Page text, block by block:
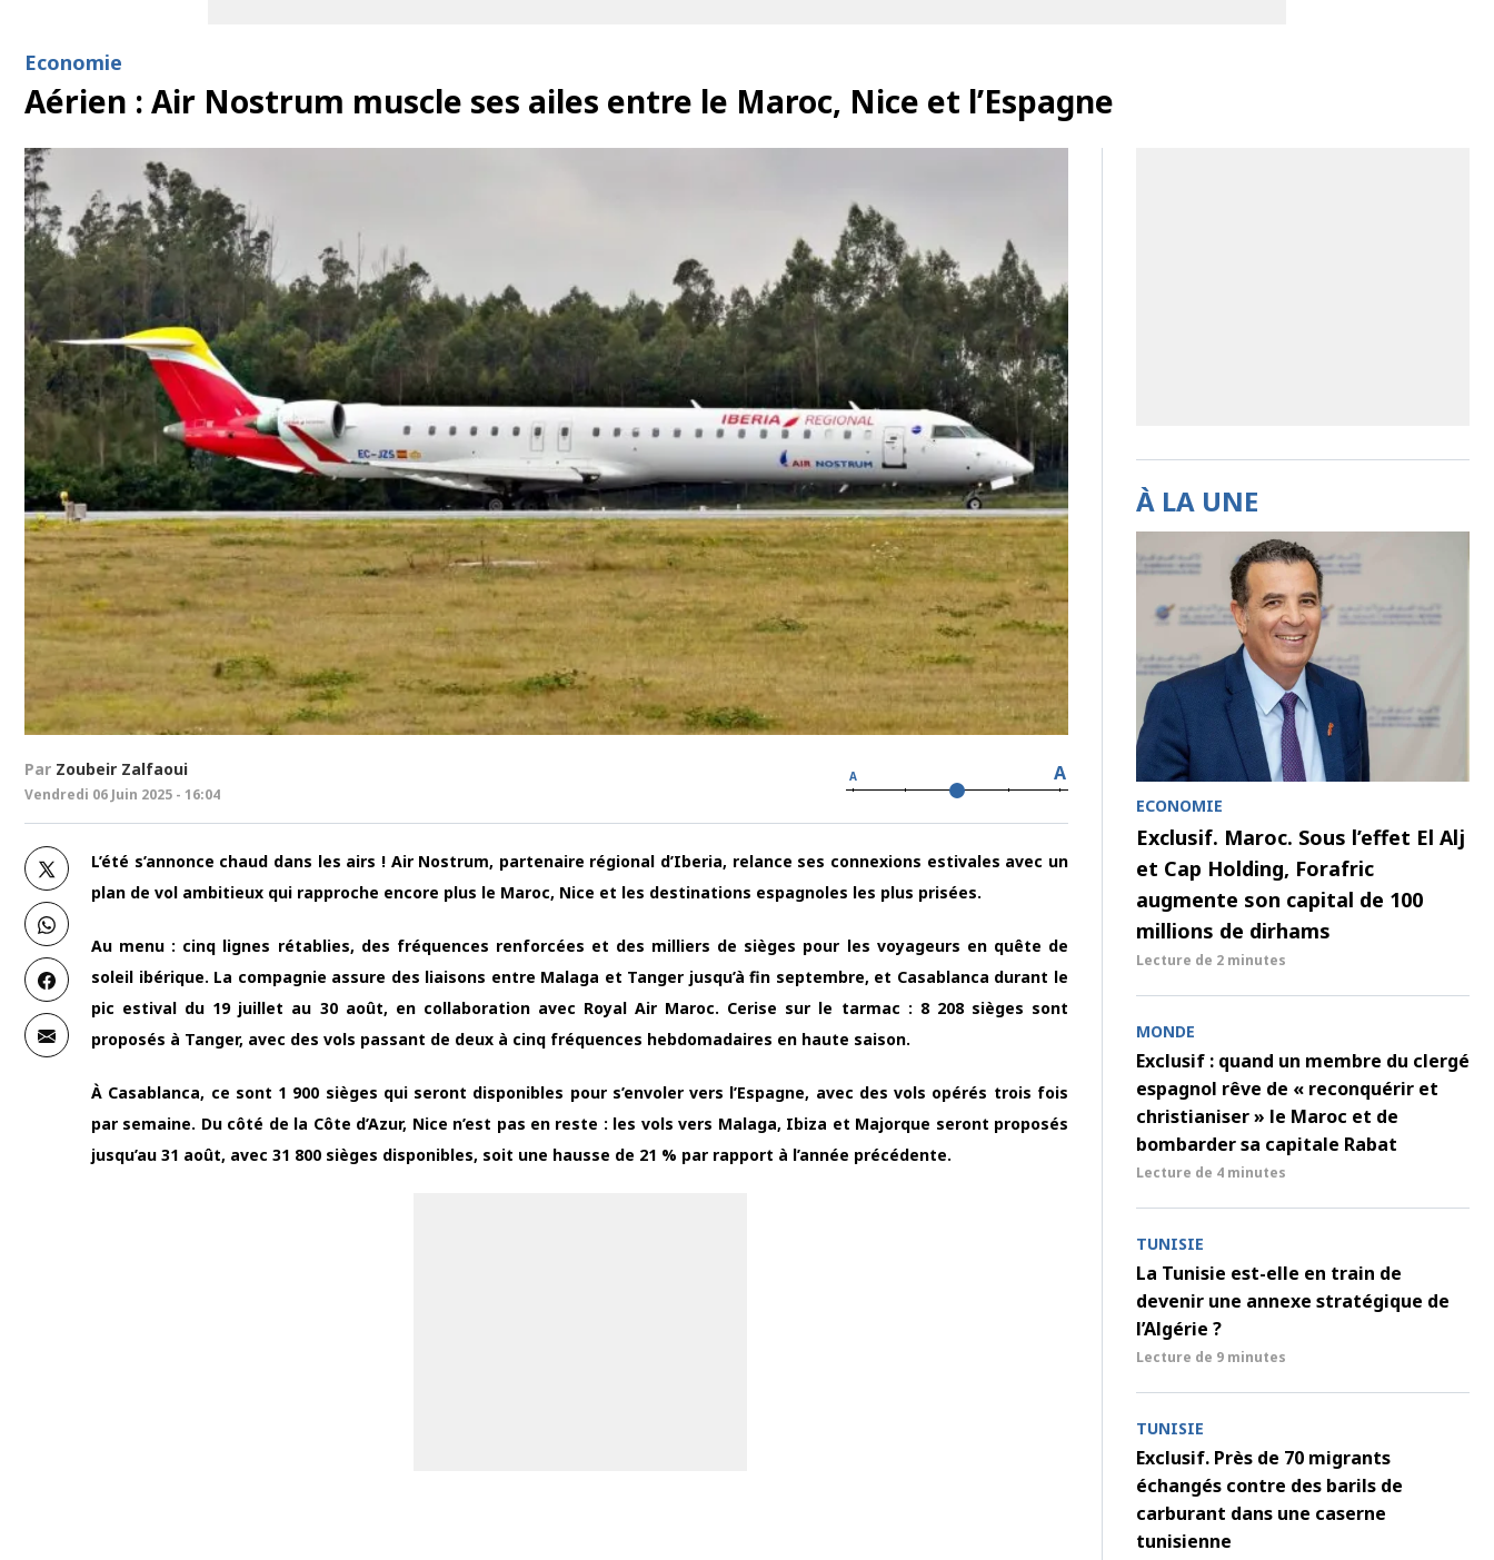
Economie
Aérien : Air Nostrum muscle ses ailes entre le Maroc, Nice et l’Espagne
Par Zoubeir Zalfaoui
Vendredi 06 Juin 2025 - 16:04
A A
L’été s’annonce chaud dans les airs ! Air Nostrum, partenaire régional d’Iberia, relance ses connexions estivales avec un
plan de vol ambitieux qui rapproche encore plus le Maroc, Nice et les destinations espagnoles les plus prisées.
Au menu : cinq lignes rétablies, des fréquences renforcées et des milliers de sièges pour les voyageurs en quête de
soleil ibérique. La compagnie assure des liaisons entre Malaga et Tanger jusqu’à fin septembre, et Casablanca durant le
pic estival du 19 juillet au 30 août, en collaboration avec Royal Air Maroc. Cerise sur le tarmac : 8 208 sièges sont
proposés à Tanger, avec des vols passant de deux à cinq fréquences hebdomadaires en haute saison.
À Casablanca, ce sont 1 900 sièges qui seront disponibles pour s’envoler vers l’Espagne, avec des vols opérés trois fois
par semaine. Du côté de la Côte d’Azur, Nice n’est pas en reste : les vols vers Malaga, Ibiza et Majorque seront proposés
jusqu’au 31 août, avec 31 800 sièges disponibles, soit une hausse de 21 % par rapport à l’année précédente.
À LA UNE
ECONOMIE
Exclusif. Maroc. Sous l’effet El Alj
et Cap Holding, Forafric
augmente son capital de 100
millions de dirhams
Lecture de 2 minutes
MONDE
Exclusif : quand un membre du clergé
espagnol rêve de « reconquérir et
christianiser » le Maroc et de
bombarder sa capitale Rabat
Lecture de 4 minutes
TUNISIE
La Tunisie est-elle en train de
devenir une annexe stratégique de
l’Algérie ?
Lecture de 9 minutes
TUNISIE
Exclusif. Près de 70 migrants
échangés contre des barils de
carburant dans une caserne
tunisienne